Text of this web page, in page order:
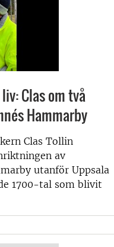
Clas om två
Hammarby
Clas Tollin
av
utanför Uppsala
1700-tal som blivit